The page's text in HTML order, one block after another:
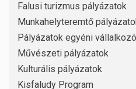
Falusi turizmus pályázatok
Munkahelyteremtő
Pályázatok egyéni
Művészeti pályázatok
Kulturális pályázatok
Kisfaludy Program